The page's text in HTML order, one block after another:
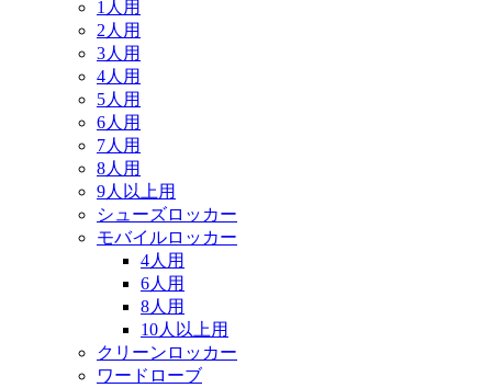
1人用
2人用
3人用
4人用
5人用
6人用
7人用
8人用
9人以上用
シューズロッカー
モバイルロッカー
4人用
6人用
8人用
10人以上用
クリーンロッカー
ワードローブ